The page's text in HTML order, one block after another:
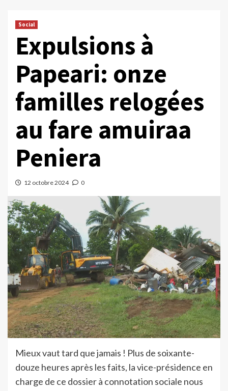
Social
Expulsions à
Papeari: onze
familles relogées
au fare amuiraa
Peniera
12 octobre 2024 0
Mieux vaut tard que jamais ! Plus de soixante-
douze heures après les faits, la vice-présidence en
charge de ce dossier à connotation sociale nous